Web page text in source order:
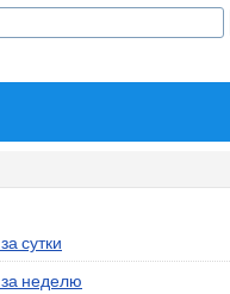
сутки
неделю